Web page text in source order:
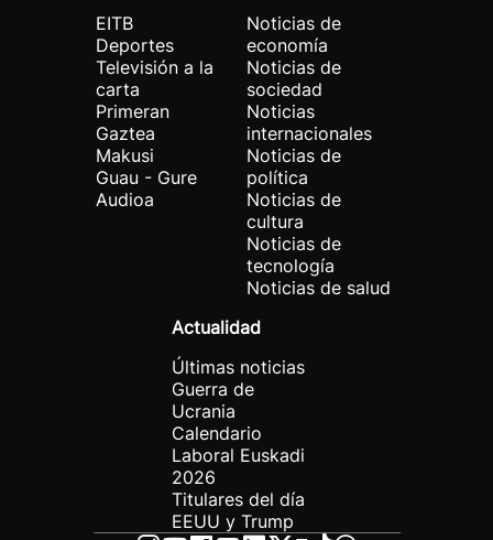
EITB
Deportes
Televisión a la
carta
Primeran
Gaztea
Makusi
Guau - Gure
Audioa
Noticias de
economía
Noticias de
sociedad
Noticias
internacionales
Noticias de
política
Noticias de
cultura
Noticias de
tecnología
Noticias de salud
Actualidad
Últimas noticias
Guerra de
Ucrania
Calendario
Laboral Euskadi
2026
Titulares del día
EEUU y Trump